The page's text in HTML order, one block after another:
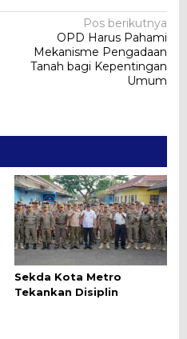
Pos berikutnya
OPD Harus Pahami
Mekanisme Pengadaan
Tanah bagi Kepentingan
Umum
Sekda Kota Metro
Tekankan Disiplin